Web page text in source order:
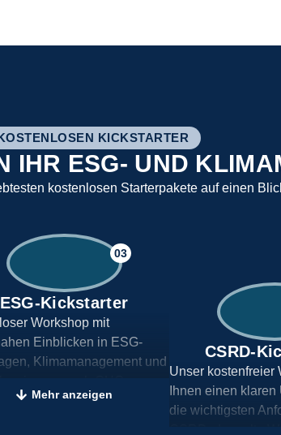
KICKSTARTER
IHR ESG- UND
kostenlosen Starterpakete auf einen
03
ESG-Kickstarter
Workshop mit
Einblicken in ESG-
Klimamanagement und
Ideal für Unternehmen,
Mehr anzeigen
CSRD-
Unser kostenfreier
Ihnen einen
die wichtigsten